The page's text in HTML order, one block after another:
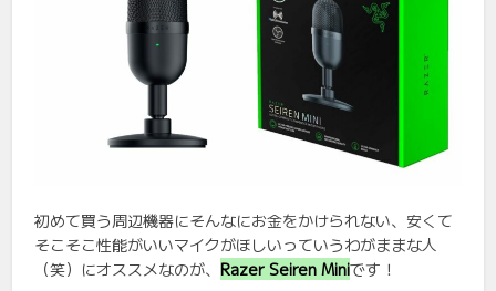
初めて買う周辺機器にそんなにお金をかけられない、安くて
そこそこ性能がいいマイクがほしいっていうわがままな人
（笑）にオススメなのが、Razer Seiren Miniです！